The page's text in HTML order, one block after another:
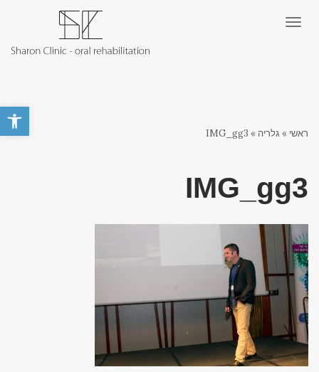
פתח
תפריט
ראשי » גלריה »
IMG_gg3
IMG_gg3